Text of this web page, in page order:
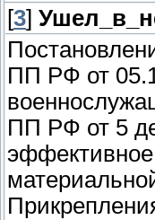
[3]
ПП РФ от
ПП РФ от 5
эффективное